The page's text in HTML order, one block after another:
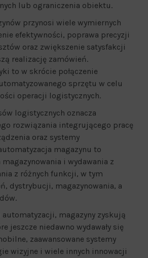
lub ograniczenia obiektu.
przynosi wiele wymiernych
efektywności, poprawa precyzji
oraz zwiększenie satysfakcji
realizację zamówień.
to w skrócie połączenie
sprzętu w celu
operacji logistycznych.
logistycznych oznacza
rozwiązania integrującego pracę
oraz systemy
magazynu to
i wydawania z
z różnych funkcji, w tym
dystrybucji, magazynowania, a
magazyny zyskują
jeszcze niedawno wydawały się
zaawansowane systemy
wizyjne i wiele innych innowacji